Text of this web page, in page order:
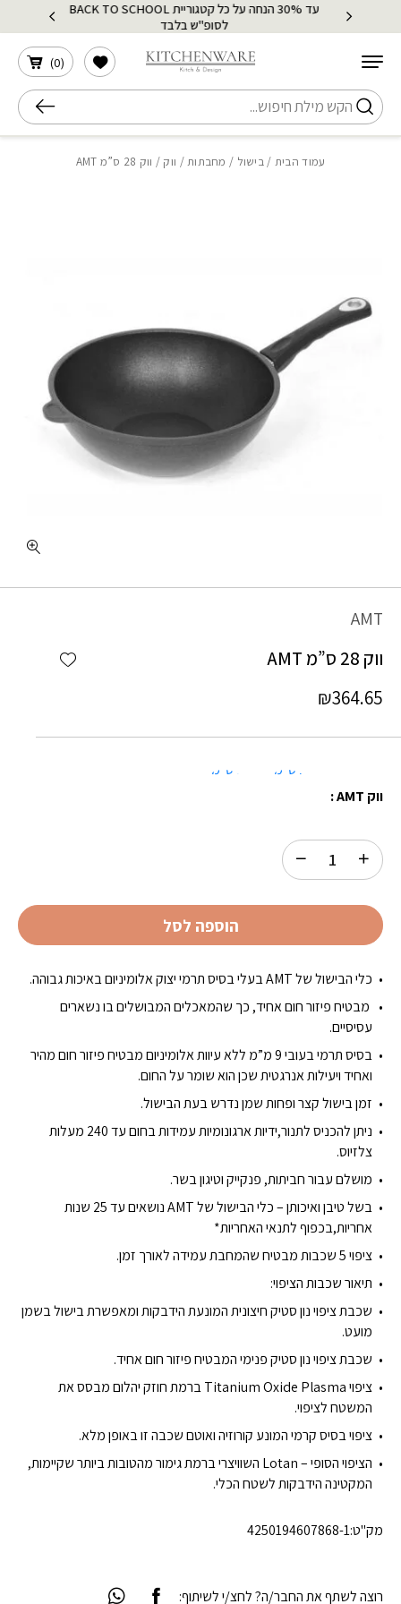
Skip to Content
עד 30% הנחה על כל קטגוריית BACK TO SCHOOL
לסופ"ש בלבד
חיפוש
(
0
)
הרשימה שלי
עמוד הבית / בישול / מחבתות/ ווק / ווק 28 ס”מ AMT
AMT
wishlist
ווק 28 ס”מ AMT
₪364.65
כלי הבישול של AMT בעלי בסיס תרמי יצוק אלומיניום באיכות גבוהה.
מבטיח פיזור חום אחיד, כך שהמאכלים המבושלים בו נשארים
עסיסיים.
בסיס תרמי בעובי 9 מ”מ ללא עיוות אלומיניום מבטיח פיזור חום מהיר
ואחיד ויעילות אנרגטית שכן הוא שומר על החום.
זמן בישול קצר ופחות שמן נדרש בעת הבישול.
ניתן להכניס לתנור,ידיות ארגונומיות עמידות בחום עד 240 מעלות
צלזיוס.
מושלם עבור חביתות, פנקייק וטיגון בשר.
בשל טיבן ואיכותן – כלי הבישול של AMT נושאים עד 25 שנות
אחריות,בכפוף לתנאי האחריות*
ציפוי 5 שכבות מבטיח שהמחבת עמידה לאורך זמן.
תיאור שכבות הציפוי:
שכבת ציפוי נון סטיק חיצונית המונעת הידבקות ומאפשרת בישול בשמן
מועט.
שכבת ציפוי נון סטיק פנימי המבטיח פיזור חום אחיד.
ציפוי Titanium Oxide Plasma ברמת חוזק יהלום מבסס את
המשטח לציפוי.
ציפוי בסיס קרמי המונע קורוזיה ואוטם שכבה זו באופן מלא.
הציפוי הסופי – Lotan השוויצרי ברמת גימור מהטובות ביותר שקיימות,
המקטינה הידבקות לשטח הכלי.
ווק AMT :
26 ס"מ 32 ס"מ
מק"ט:4250194607868-1
הוספה לסל
רוצה לשתף את החבר/ה? לחצ/י לשיתוף:
בחזרה למעלה